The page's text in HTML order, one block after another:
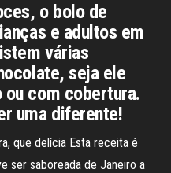
o bolo de
e adultos em
várias
seja ele
ou com cobertura.
uma diferente!
que delícia Esta receita é
ser saboreada de Janeiro a